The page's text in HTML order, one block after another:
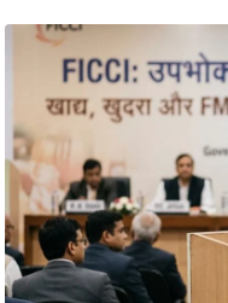
ज्यो
ति
ष
प्र
भु
म